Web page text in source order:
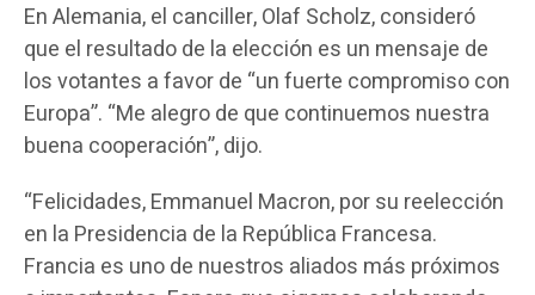
En Alemania, el canciller, Olaf Scholz, consideró
que el resultado de la elección es un mensaje de
los votantes a favor de “un fuerte compromiso con
Europa”. “Me alegro de que continuemos nuestra
buena cooperación”, dijo.
“Felicidades, Emmanuel Macron, por su reelección
en la Presidencia de la República Francesa.
Francia es uno de nuestros aliados más próximos